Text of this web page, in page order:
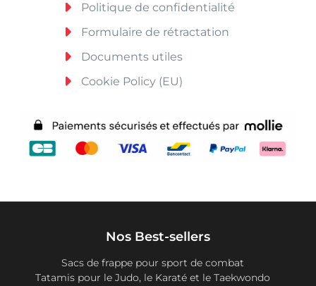
Politique de confidentialité
Formulaire de rétractation
Documents utiles
Cookie Policy (EU)
Nos Best-sellers
Sacs de frappe pour sport de combat
Tatamis pour le Judo, le Karaté et le Taekwondo